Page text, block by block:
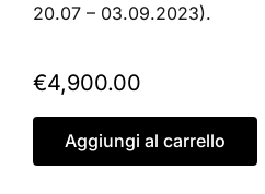
20.07 – 03.09.2023).
€4,900.00
Aggiungi al carrello